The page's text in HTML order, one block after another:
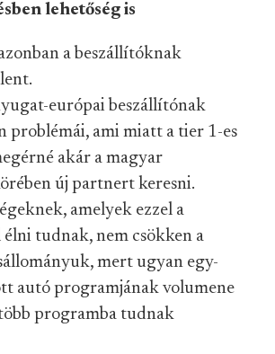
lehetőség is
a beszállítóknak
európai beszállítónak
problémái, ami miatt a tier 1-es
akár a magyar
új partnert keresni.
amelyek ezzel a
élni tudnak, nem csökken a
mert ugyan egy-
autó programjának volumene
programba tudnak